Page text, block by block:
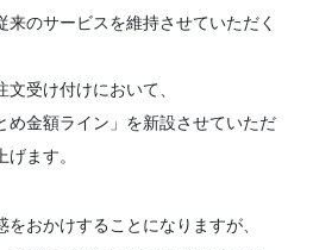
のサービスを維持させていただく
受け付けにおいて、
め金額ライン」を新設させていただ
ます。
おかけすることになりますが、